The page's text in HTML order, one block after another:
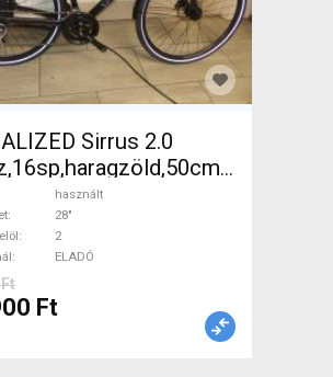
Sirrus 2.0
cross tárcsafék
ELADÓ
használt
28"
2
ELADÓ
Ft